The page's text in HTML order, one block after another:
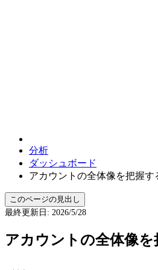
分析
ダッシュボード
アカウントの全体像を把握す
このページの見出し
最終更新日: 2026/5/28
アカウントの全体像を